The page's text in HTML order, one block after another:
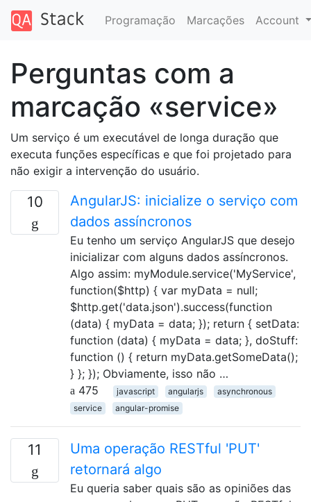
Programação Marcações Account
Perguntas com a
marcação «service»
Um serviço é um executável de longa duração que
executa funções específicas e que foi projetado para
não exigir a intervenção do usuário.
10
AngularJS: inicialize o serviço com
dados assíncronos
Eu tenho um serviço AngularJS que desejo
inicializar com alguns dados assíncronos.
Algo assim: myModule.service('MyService',
function($http) { var myData = null;
$http.get('data.json').success(function
(data) { myData = data; }); return { setData:
function (data) { myData = data; }, doStuff:
function () { return myData.getSomeData();
} }; }); Obviamente, isso não …
475
javascript angularjs
asynchronous
service
angular-promise
11
Uma operação RESTful 'PUT'
retornará algo
Eu queria saber quais são as opiniões das